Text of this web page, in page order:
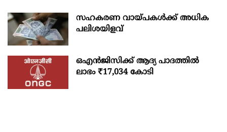
സഹകരണ വായ്പകള്‍ക്ക് അധിക
പലിശയിളവ്
ഒഎന്‍ജിസിക്ക് ആദ്യ പാദത്തില്‍
ലാഭം ₹17,034 കോടി